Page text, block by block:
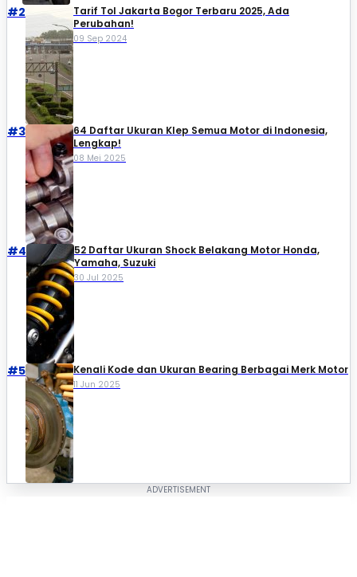
#2
Tarif Tol Jakarta Bogor Terbaru 2025, Ada
Perubahan!
09 Sep 2024
#3
64 Daftar Ukuran Klep Semua Motor di Indonesia,
Lengkap!
08 Mei 2025
#4
52 Daftar Ukuran Shock Belakang Motor Honda,
Yamaha, Suzuki​
30 Jul 2025
#5 Kenali Kode dan Ukuran Bearing Berbagai Merk Motor
11 Jun 2025